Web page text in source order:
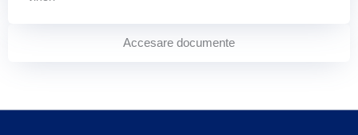
Accesare documente